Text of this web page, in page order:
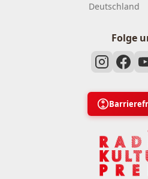
Deutschland
Folge